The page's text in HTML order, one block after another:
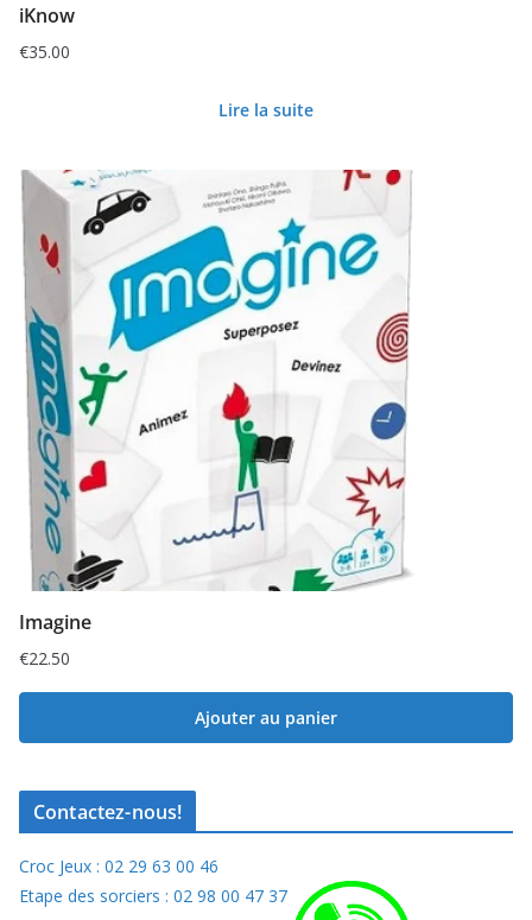
iKnow
€35.00
Lire la suite
Imagine
€22.50
Ajouter au panier
Contactez-nous!
Croc Jeux : 02 29 63 00 46
Etape des sorciers : 02 98 00 47 37